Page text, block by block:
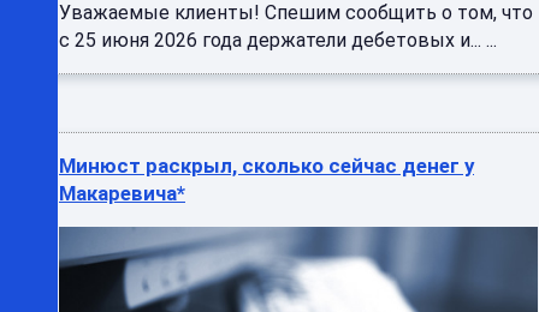
Уважаемые клиенты! Спешим сообщить о том, что
с 25 июня 2026 года держатели дебетовых и... ...
Минюст раскрыл, сколько сейчас денег у
Макаревича*